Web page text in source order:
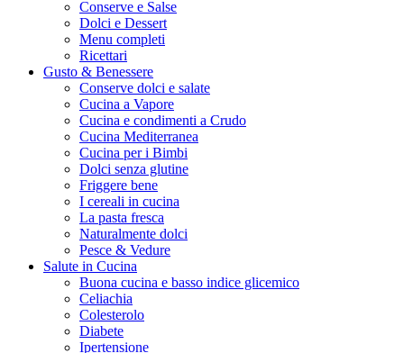
Conserve e Salse
Dolci e Dessert
Menu completi
Ricettari
Gusto & Benessere
Conserve dolci e salate
Cucina a Vapore
Cucina e condimenti a Crudo
Cucina Mediterranea
Cucina per i Bimbi
Dolci senza glutine
Friggere bene
I cereali in cucina
La pasta fresca
Naturalmente dolci
Pesce & Vedure
Salute in Cucina
Buona cucina e basso indice glicemico
Celiachia
Colesterolo
Diabete
Ipertensione